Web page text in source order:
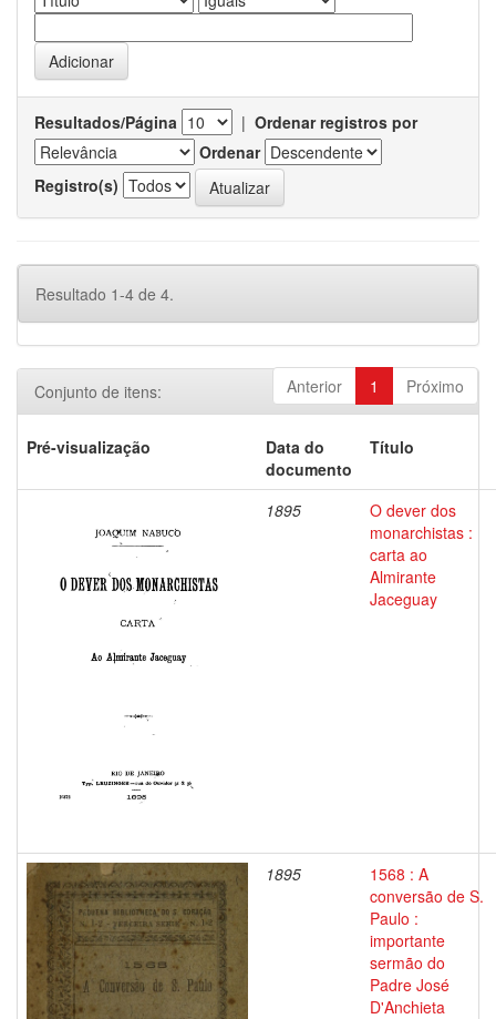
Resultados/Página | Ordenar registros por
Ordenar
Registro(s)
Resultado 1-4 de 4.
Anterior 1 Próximo
Conjunto de itens:
Pré-visualização
Data do
documento
Título
1895
O dever dos
monarchistas :
carta ao
Almirante
Jaceguay
1895
1568 : A
conversão de S.
Paulo :
importante
sermão do
Padre José
D'Anchieta